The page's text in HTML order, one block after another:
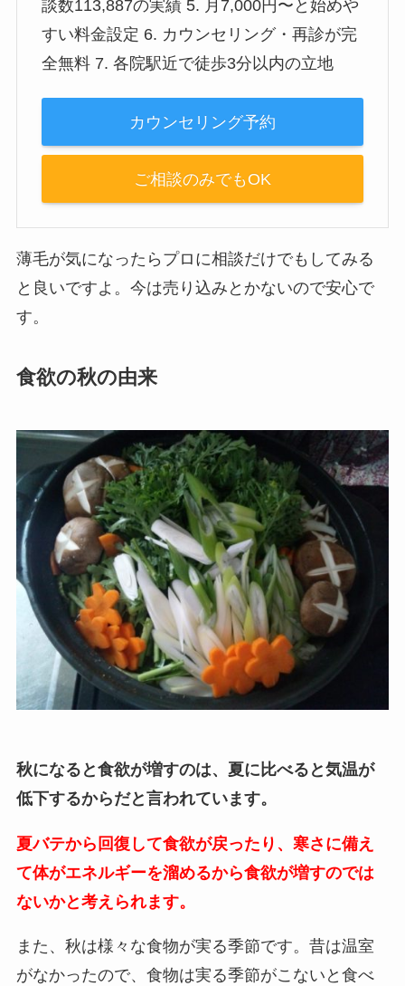
談数113,887の実績 5. 月7,000円〜と始めや
すい料金設定 6. カウンセリング・再診が完
全無料 7. 各院駅近で徒歩3分以内の立地
カウンセリング予約
ご相談のみでもOK
薄毛が気になったらプロに相談だけでもしてみる
と良いですよ。今は売り込みとかないので安心で
す。
食欲の秋の由来
秋になると食欲が増すのは、夏に比べると気温が
低下するからだと言われています。
夏バテから回復して食欲が戻ったり、寒さに備え
て体がエネルギーを溜めるから食欲が増すのでは
ないかと考えられます。
また、秋は様々な食物が実る季節です。昔は温室
がなかったので、食物は実る季節がこないと食べ